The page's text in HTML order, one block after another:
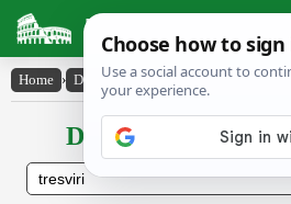
Latin Dictionary
Home › Declensions / Conjugations ›
Declensions /